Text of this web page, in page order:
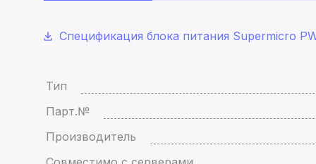
Спецификация блока питания Supermicro
Тип
Парт.№
Производитель